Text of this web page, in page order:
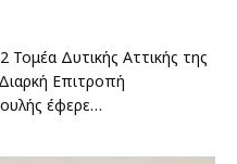
Δυτικής Αττικής της
Επιτροπή
έφερε…